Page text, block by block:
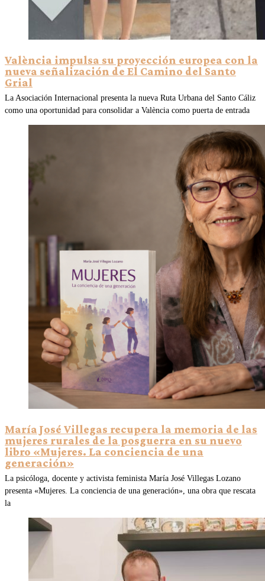
València impulsa su proyección europea con la
nueva señalización de El Camino del Santo
Grial
La Asociación Internacional presenta la nueva Ruta Urbana del Santo Cáliz
como una oportunidad para consolidar a València como puerta de entrada
María José Villegas recupera la memoria de las
mujeres rurales de la posguerra en su nuevo
libro «Mujeres. La conciencia de una
generación»
La psicóloga, docente y activista feminista María José Villegas Lozano
presenta «Mujeres. La conciencia de una generación», una obra que rescata
la